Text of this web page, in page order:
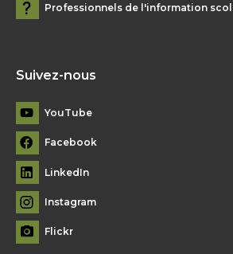
Professionnels de l'information
Suivez-nous
YouTube
Facebook
LinkedIn
Instagram
Flickr